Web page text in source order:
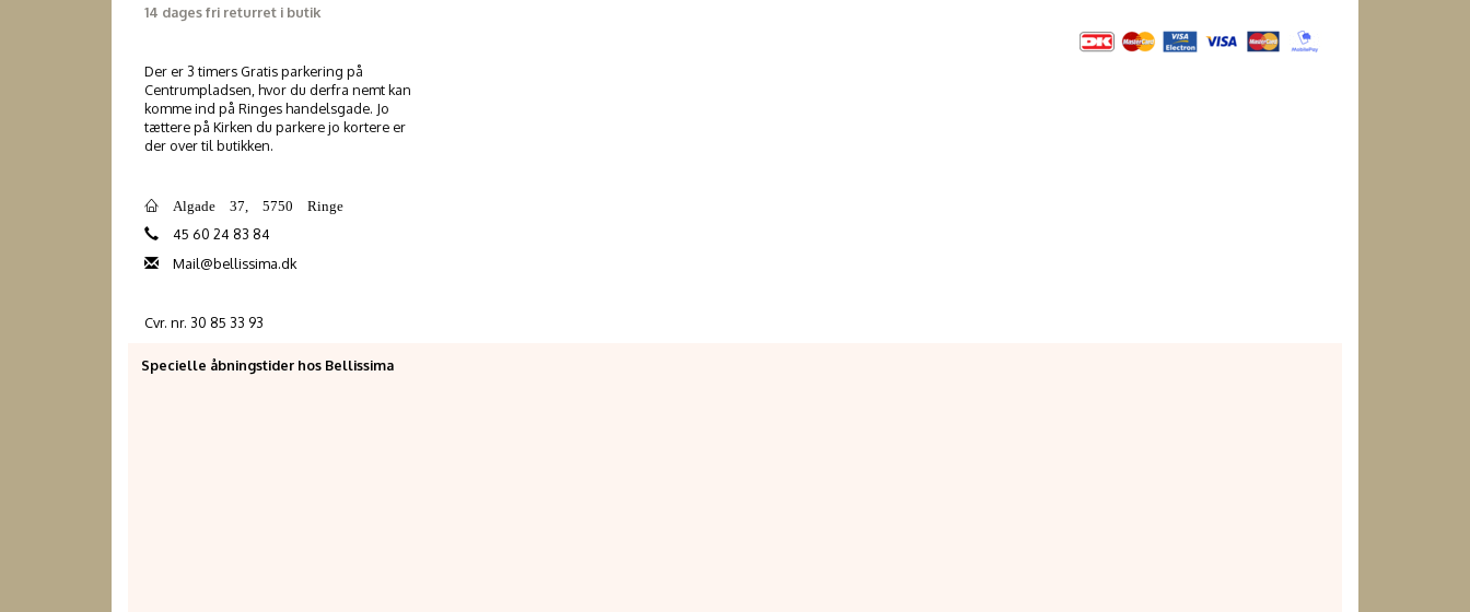
14 dages fri returret i butik
Der er 3 timers Gratis parkering på
Centrumpladsen, hvor du derfra nemt kan
komme ind på Ringes handelsgade. Jo
tættere på Kirken du parkere jo kortere er
der over til butikken.
Algade 37, 5750 Ringe
45 60 24 83 84
Mail@bellissima.dk
Cvr. nr. 30 85 33 93
Specielle åbningstider hos Bellissima